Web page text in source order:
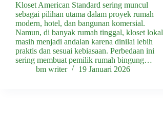
Kloset American Standard sering muncul
sebagai pilihan utama dalam proyek rumah
modern, hotel, dan bangunan komersial.
Namun, di banyak rumah tinggal, kloset lokal
masih menjadi andalan karena dinilai lebih
praktis dan sesuai kebiasaan. Perbedaan ini
sering membuat pemilik rumah bingung…
bm writer
19 Januari 2026